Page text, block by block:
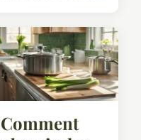
Comment